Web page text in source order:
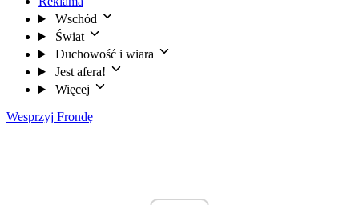
Wschód
Świat
Duchowość i wiara
Jest afera!
Więcej
Wesprzyj Frondę